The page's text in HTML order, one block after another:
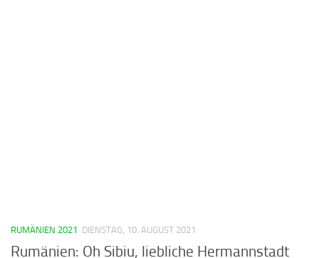
RUMÄNIEN 2021 DIENSTAG, 10. AUGUST 2021
Rumänien: Oh Sibiu, liebliche Hermannstadt